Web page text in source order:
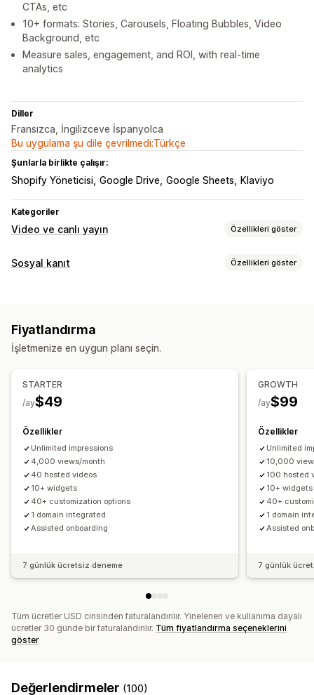
CTAs, etc
10+ formats: Stories, Carousels, Floating Bubbles, Video
Background, etc
Measure sales, engagement, and ROI, with real-time
analytics
Diller
Fransızca, İngilizceve İspanyolca
Bu uygulama şu dile çevrilmedi:Türkçe
Şunlarla birlikte çalışır:
Shopify Yöneticisi Google Drive Google Sheets Klaviyo
Kategoriler
Video ve canlı yayın Özellikleri göster
Video yönetimi
Özelleştirme
Video oynatıcı
Açılır pencereler
Mobil duyarlı
Sosyal kanıt Özellikleri göster
Görüntüleme seçenekleri
Analizler
Fiyatlandırma
İşletmenize en uygun planı seçin.
STARTER
$49
/ay
Özellikler
Unlimited impressions
4,000 views/month
40 hosted videos
10+ widgets
40+ customization options
1 domain integrated
Assisted onboarding
7 günlük ücretsiz deneme
GROWTH
$99
/ay
Özellikler
Unlimited
10,000
100 hosted
10+ widgets
40+
1 domain
Assisted
7 günlük
Tüm ücretler USD cinsinden faturalandırılır. Yinelenen ve kullanıma dayalı
ücretler 30 günde bir faturalandırılır. Tüm fiyatlandırma seçeneklerini
göster
Değerlendirmeler (100)